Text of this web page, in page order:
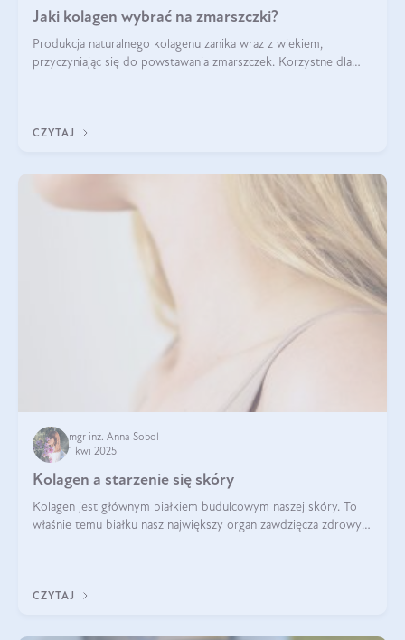
Jaki kolagen wybrać na zmarszczki?
Produkcja naturalnego kolagenu zanika wraz z wiekiem,
przyczyniając się do powstawania zmarszczek. Korzystne dla
CZYTAJ
mgr inż. Anna Sobol
1 kwi 2025
Kolagen a starzenie się skóry
Kolagen jest głównym białkiem budulcowym naszej skóry. To
właśnie temu białku nasz największy organ zawdzięcza zdrowy
CZYTAJ